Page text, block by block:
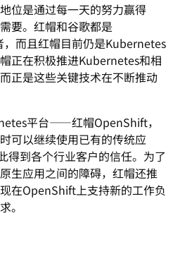
位是通过每一天的努力赢得
要。红帽和谷歌都是
而且红帽目前仍是Kubernetes
正在积极推进Kubernetes和相
正是这些关键技术在不断推动
平台——红帽OpenShift，
可以继续使用已有的传统应
得到各个行业客户的信任。为了
生应用之间的障碍，红帽还推
在OpenShift上支持新的工作负
。